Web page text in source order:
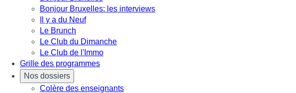
Bonjour Bruxelles: les interviews
Il y a du Neuf
Le Brunch
Le Club du Dimanche
Le Club de l'Immo
Grille des programmes
Nos dossiers
Colère des enseignants